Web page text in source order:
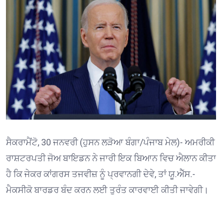
ਸੈਕਰਾਮੈਂਟੋ, 30 ਜਨਵਰੀ (ਹੁਸਨ ਲੜੋਆ ਬੰਗਾ/ਪੰਜਾਬ ਮੇਲ)- ਅਮਰੀਕੀ
ਰਾਸ਼ਟਰਪਤੀ ਜੋਅ ਬਾਇਡਨ ਨੇ ਜਾਰੀ ਇਕ ਬਿਆਨ ਵਿਚ ਐਲਾਨ ਕੀਤਾ
ਹੈ ਕਿ ਜੇਕਰ ਕਾਂਗਰਸ ਤਜਵੀਜ਼ ਨੂੰ ਪ੍ਰਵਾਨਗੀ ਦੇਵੇ, ਤਾਂ ਯੂ.ਐੱਸ.-
ਮੈਕਸੀਕੋ ਬਾਰਡਰ ਬੰਦ ਕਰਨ ਲਈ ਤੁਰੰਤ ਕਾਰਵਾਈ ਕੀਤੀ ਜਾਵੇਗੀ।